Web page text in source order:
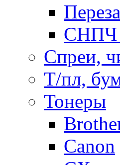
СНПЧ
Спреи,
Т/пл,
Тонеры
Canon